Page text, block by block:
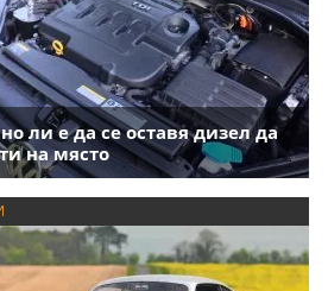
ли е да се оставя дизел да
на място